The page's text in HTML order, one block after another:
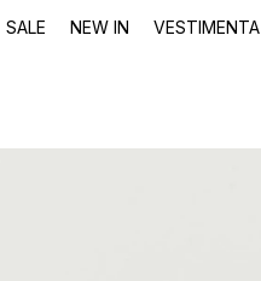
SALE NEW IN VESTIMENTA